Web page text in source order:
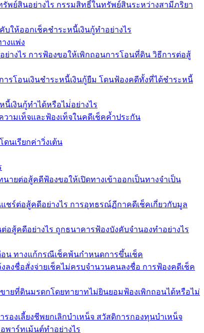
พย์สินอย่างไร กรรมสิทธิ์ในทรัพย์สินระหว่างสามีภริยา
ให้ออกเช็คชำระหนี้เงินกู้ทำอย่างไร
งแพ่ง
างไร การฟ้องขอให้เพิกถอนการโอนที่ดิน วิธีการต่อสู้
ารโอนเงินชำระหนี้เงินกู้ยืม โดนฟ้องคดีทั้งที่ได้ชำระหนี้
เงินกู้ทำได้หรือไม่่อย่างไร
ามเท็จและฟ้องเท็จในคดีเช็คค้ำประกัน
ดนเรียกค่าวิ่งเต้น
ายต่อสู้คดีฟ้องขอให้เปิดทางเข้าออกเป็นทางจำเป็น
ชร์ต่อสู้คดีอย่างไร การอุทธรณ์ฏีกาคดีเช็คเกี่ยวกับมูล
สู้คดีอย่างไร ถูกธนาคารฟ้องบังคับจำนองทำอย่างไร
อน ทางแก้กรณีเช็คพ้นกำหนดการขึ้นเช็ค
ลงชื่อสั่งจ่ายเช็คไม่ครบจำนวนคนลงชื่อ การฟ้องคดีเช็ค
ยที่ดินมรดกโดยทายาทไม่ยินยอมฟ้องเพิกถอนได้หรือไม่
องเลี้ยงชีพยกเลิกบำเหน็จ สวัสดิการกองทุนบำเหน็จ
าร์ทเม้นต์ทำอย่างไร